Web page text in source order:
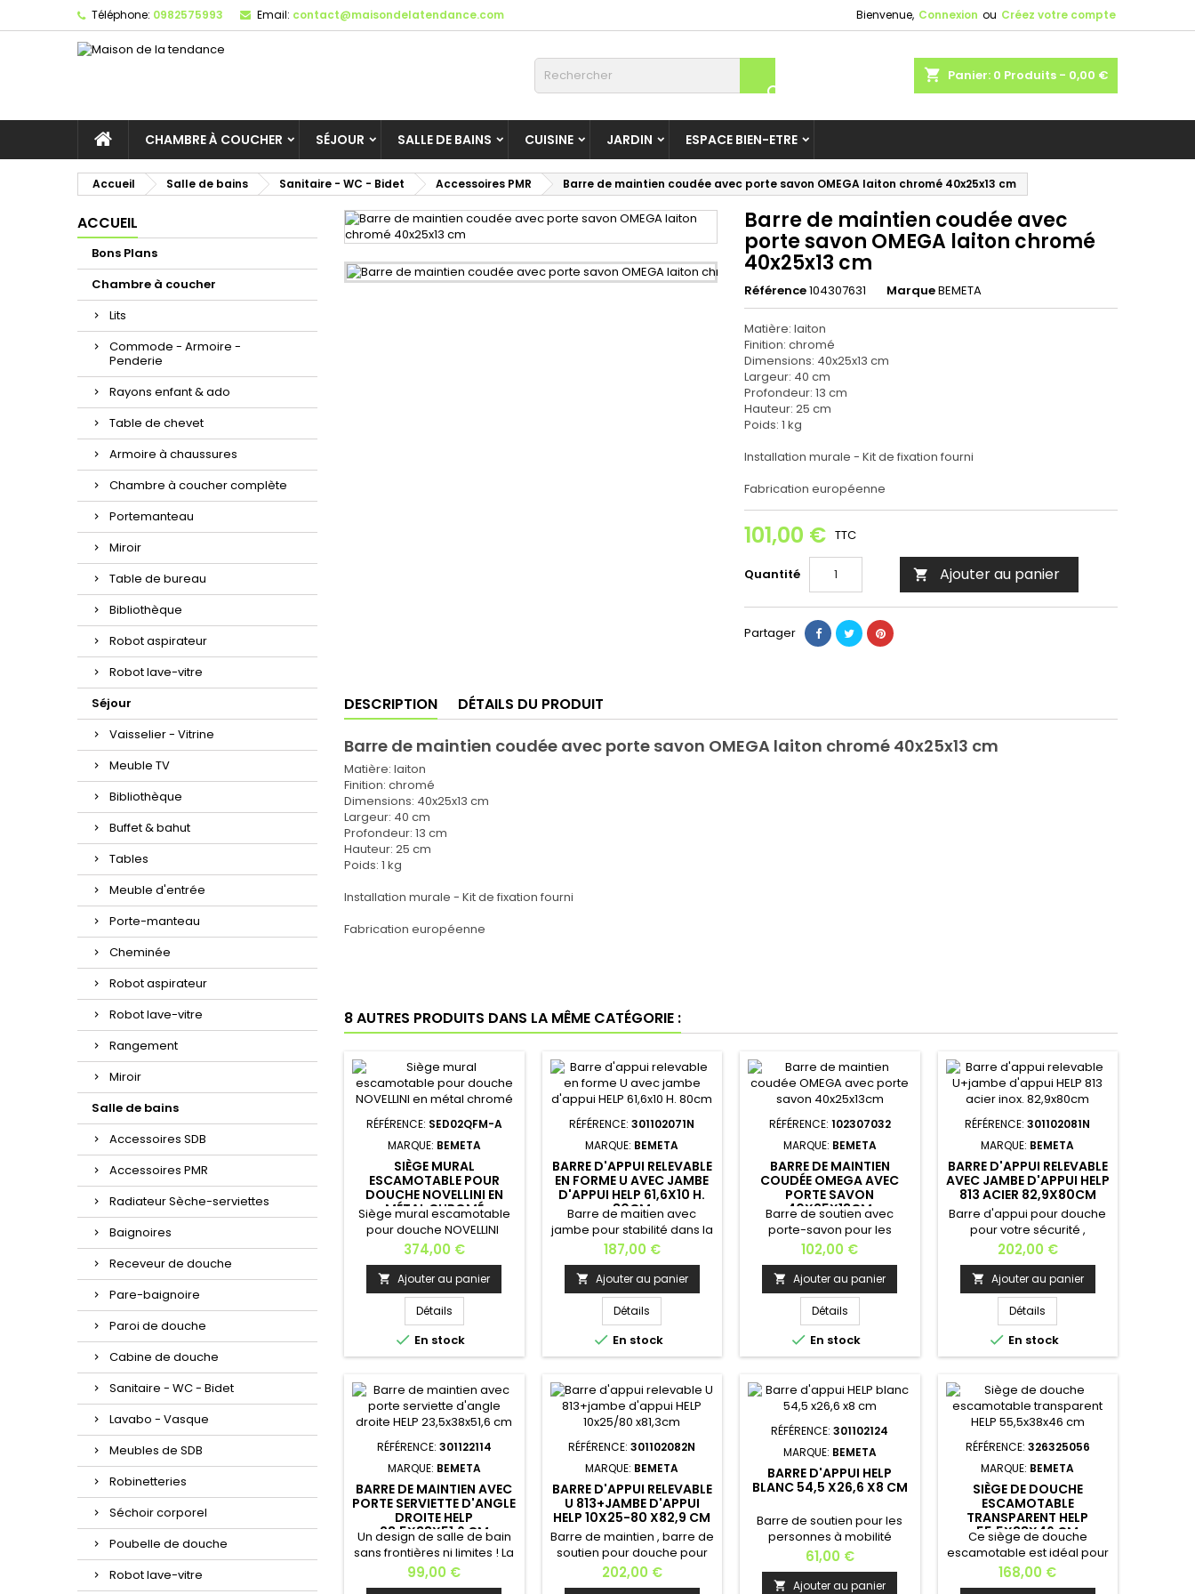
Téléphone: 0982575993 Email: contact@maisondelatendance.com Bienvenue, Connexion ou Créez votre compte
shopping_cart Panier: 0 Produits - 0,00 €

CHAMBRE À COUCHER SÉJOUR SALLE DE BAINS CUISINE JARDIN ESPACE BIEN-ETRE
Accueil Salle de bains Sanitaire - WC - Bidet Accessoires PMR Barre de maintien coudée avec porte savon OMEGA laiton chromé 40x25x13 cm
ACCUEIL
Bons Plans
Chambre à coucher
Lits
Commode - Armoire -
Penderie
Rayons enfant & ado
Table de chevet
Armoire à chaussures
Chambre à coucher complète
Portemanteau
Miroir
Table de bureau
Bibliothèque
Robot aspirateur
Robot lave-vitre
Séjour
Vaisselier - Vitrine
Meuble TV
Bibliothèque
Buffet & bahut
Tables
Meuble d'entrée
Porte-manteau
Cheminée
Robot aspirateur
Robot lave-vitre
Rangement
Miroir
Salle de bains
Accessoires SDB
Accessoires PMR
Radiateur Sèche-serviettes
Baignoires
Receveur de douche
Pare-baignoire
Paroi de douche
Cabine de douche
Sanitaire - WC - Bidet
Lavabo - Vasque
Meubles de SDB
Robinetteries
Séchoir corporel
Poubelle de douche
Robot lave-vitre
Barre de maintien coudée avec
porte savon OMEGA laiton chromé
40x25x13 cm
Référence104307631 MarqueBEMETA
Matière: laiton
Finition: chromé
Dimensions: 40x25x13 cm
Largeur: 40 cm
Profondeur: 13 cm
Hauteur: 25 cm
Poids: 1 kg
Installation murale - Kit de fixation fourni
Fabrication européenne
101,00 € TTC
Quantité  Ajouter au panier
Partager
DESCRIPTION DÉTAILS DU PRODUIT
Barre de maintien coudée avec porte savon OMEGA laiton chromé 40x25x13 cm
Matière: laiton
Finition: chromé
Dimensions: 40x25x13 cm
Largeur: 40 cm
Profondeur: 13 cm
Hauteur: 25 cm
Poids: 1 kg
Installation murale - Kit de fixation fourni
Fabrication européenne
8 AUTRES PRODUITS DANS LA MÊME CATÉGORIE :
RÉFÉRENCE: SED02QFM-A
MARQUE: BEMETA
SIÈGE MURAL
ESCAMOTABLE POUR
DOUCHE NOVELLINI EN
MÉTAL CHROMÉ
Siège mural escamotable
pour douche NOVELLINI
Installation: à fixer au
murMatière: en métal
chromé38x37 x H 7
cmCouleurs disponibles:
blanc ou noirDimensions:
38x37 x H 7 cmPoids
maximal supporté: 100 kg La
livraison se fait par un
rassurez-vous que
l'adresse peut-être
desservie par un camion de
plus de 3,5 tonnes
Fabrication...
Prix
374,00 €
 Ajouter au panier
Détails
 En stock
RÉFÉRENCE:301102071N
MARQUE: BEMETA
BARRE D'APPUI RELEVABLE
EN FORME U AVEC JAMBE
D'APPUI HELP 61,6X10 H.
80CM
Barre de maitien avec
jambe pour stabilité dans la
salle de bains ou les
toilettes, barre de maintien
pour douche ou pour
toilettes, Barre d'appui
relavable pour douche
pour votre sécurité ,
permettant de sécuriser les
déplacements et les
pendant sa toilette,
s'asseoir et se relever.
Dimensions: 61,6x10 H.
80cm Longueur : 61,6...
Prix
187,00 €
 Ajouter au panier
Détails
 En stock
RÉFÉRENCE: 102307032
MARQUE: BEMETA
BARRE DE MAINTIEN
COUDÉE OMEGA AVEC
PORTE SAVON
40X25X13CM
Barre de soutien avec
porte-savon pour les
personnes à mobilité
réduites, les séniors , à les
aider a se lever, à tenir
dans la douche; Matière:
laiton Finition:
chromé Dimensions:40x25x13
cm Largeur: 40 cm Hauteur:
25 cm Profondeur: 13
murale - Kit de fixation
fourni.Fabrication
européenne
Prix
102,00 €
 Ajouter au panier
Détails
 En stock
RÉFÉRENCE:301102081N
MARQUE: BEMETA
BARRE D'APPUI RELEVABLE
AVEC JAMBE D'APPUI HELP
813 ACIER 82,9X80CM
Barre d'appui pour douche
pour votre sécurité ,
permettant de sécuriser les
déplacements et les
transferts , de se tenir
pendant sa toilette,
s'asseoir et se
relever. Matière: acier
inoxydable Profondeur: 82,9
cm Largeur: 10 cm Hauteur:
fixation fourni Cette barre
est disponible en acier
brossé [voir] et blanc
comaxite [voir]
Prix
202,00 €
 Ajouter au panier
Détails
 En stock
RÉFÉRENCE: 301122114
MARQUE: BEMETA
BARRE DE MAINTIEN AVEC
PORTE SERVIETTE D'ANGLE
DROITE HELP
23,5X38X51,6 CM
Un design de salle de bain
sans frontières ni limites ! La
série HELP donne un coup
de main à ceux qui aspirent
Prix
99,00 €
RÉFÉRENCE:301102082N
MARQUE: BEMETA
BARRE D'APPUI RELEVABLE
U 813+JAMBE D'APPUI
HELP 10X25-80 X82,9 CM
Barre de maintien , barre de
soutien pour douche pour
votre sécurité , permettant
de sécuriser les
Prix
202,00 €
RÉFÉRENCE:301102124
MARQUE: BEMETA
BARRE D'APPUI HELP
BLANC 54,5 X26,6 X8 CM
Barre de soutien pour les
personnes à mobilité
réduites, les séniors , à les
aider a se lever, à tenir
dans la douche, les toilettes
Prix
61,00 €
 Ajouter au panier
RÉFÉRENCE: 326325056
MARQUE: BEMETA
SIÈGE DE DOUCHE
ESCAMOTABLE
TRANSPARENT HELP
55,5X38X46 CM
Ce siège de douche
escamotable est idéal pour
sécuriser votre salle de
bains; facile à replier contre
Prix
168,00 €